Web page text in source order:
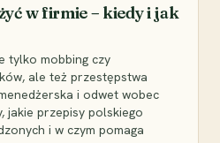
w firmie – kiedy i jak
tylko mobbing czy
ale też przestępstwa
i odwet wobec
jakie przepisy polskiego
i w czym pomaga